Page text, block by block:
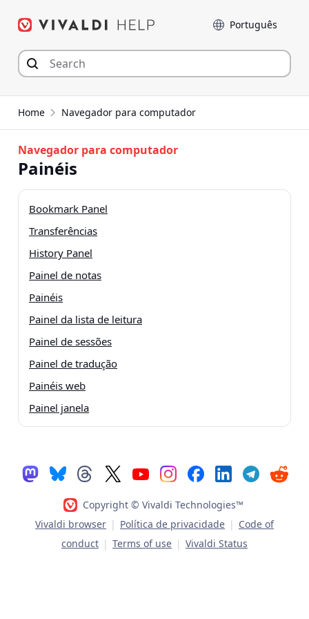
para
conteúdo
Idioma
Home Navegador para computador
Navegador para computador
Painéis
Bookmark Panel
Transferências
History Panel
Painel de notas
Painéis
Painel da lista de leitura
Painel de sessões
Painel de tradução
Painéis web
Painel janela
Copyright © Vivaldi Technologies™
Vivaldi browser | Política de privacidade | Code of
conduct | Terms of use | Vivaldi Status